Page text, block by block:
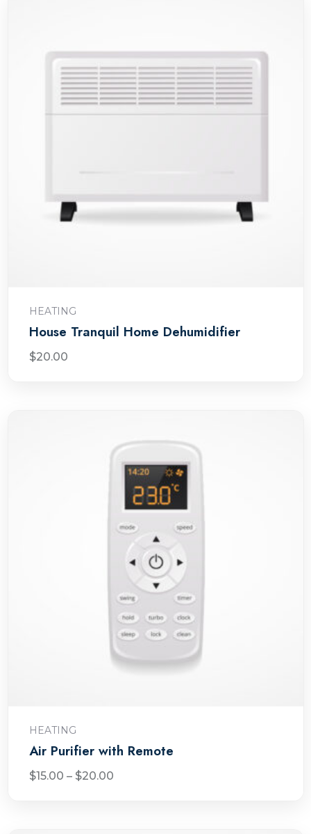
HEATING
House Tranquil Home Dehumidifier
$20.00
HEATING
Air Purifier with Remote
$15.00 – $20.00